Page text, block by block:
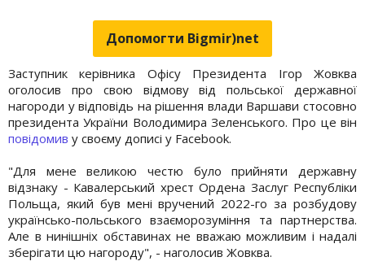
Допомогти Bigmir)net
Заступник керівника Офісу Президента Ігор Жовква
оголосив про свою відмову від польської державної
нагороди у відповідь на рішення влади Варшави стосовно
президента України Володимира Зеленського. Про це він
повідомив у своєму дописі у Facebook.
"Для мене великою честю було прийняти державну
відзнаку - Кавалерський хрест Ордена Заслуг Республіки
Польща, який був мені вручений 2022-го за розбудову
українсько-польського взаєморозуміння та партнерства.
Але в нинішніх обставинах не вважаю можливим і надалі
зберігати цю нагороду", - наголосив Жовква.